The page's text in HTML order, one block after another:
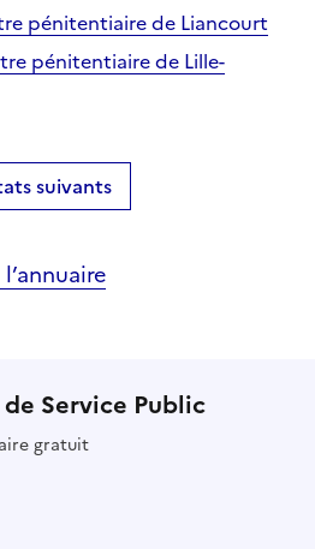
pénitentiaire de Liancourt
pénitentiaire de Lille-
suivants
Service Public
gratuit